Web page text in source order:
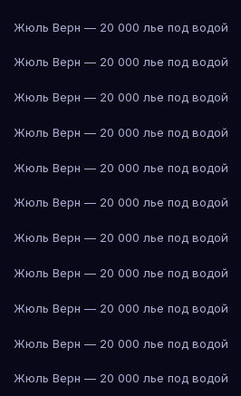
Жюль Верн — 20 000 лье под водой
Жюль Верн — 20 000 лье под водой
Жюль Верн — 20 000 лье под водой
Жюль Верн — 20 000 лье под водой
Жюль Верн — 20 000 лье под водой
Жюль Верн — 20 000 лье под водой
Жюль Верн — 20 000 лье под водой
Жюль Верн — 20 000 лье под водой
Жюль Верн — 20 000 лье под водой
Жюль Верн — 20 000 лье под водой
Жюль Верн — 20 000 лье под водой